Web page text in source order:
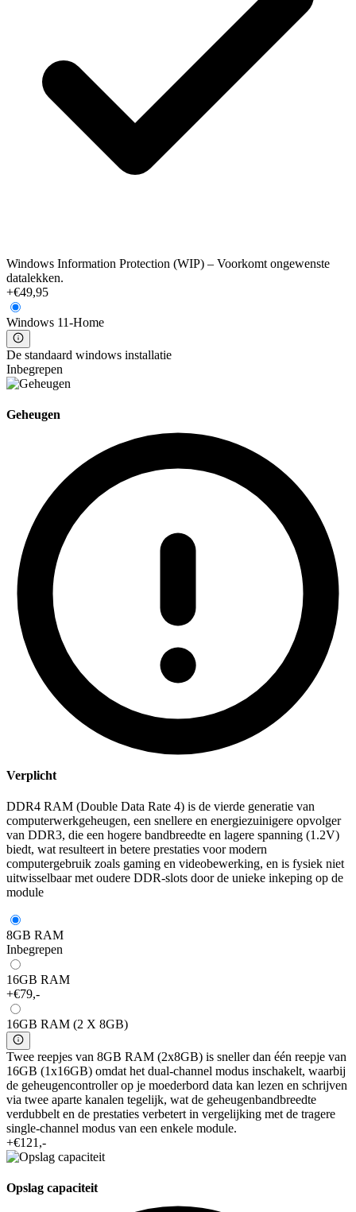
Windows Information Protection (WIP) – Voorkomt ongewenste
datalekken.
+€49,95
Windows 11-Home
De standaard windows installatie
Inbegrepen
Geheugen
Verplicht
DDR4 RAM (Double Data Rate 4) is de vierde generatie van
computerwerkgeheugen, een snellere en energiezuinigere opvolger
van DDR3, die een hogere bandbreedte en lagere spanning (1.2V)
biedt, wat resulteert in betere prestaties voor modern
computergebruik zoals gaming en videobewerking, en is fysiek niet
uitwisselbaar met oudere DDR-slots door de unieke inkeping op de
module
8GB RAM
Inbegrepen
16GB RAM
+€79,-
16GB RAM (2 X 8GB)
Twee reepjes van 8GB RAM (2x8GB) is sneller dan één reepje van
16GB (1x16GB) omdat het dual-channel modus inschakelt, waarbij
de geheugencontroller op je moederbord data kan lezen en schrijven
via twee aparte kanalen tegelijk, wat de geheugenbandbreedte
verdubbelt en de prestaties verbetert in vergelijking met de tragere
single-channel modus van een enkele module.
+€121,-
Opslag capaciteit